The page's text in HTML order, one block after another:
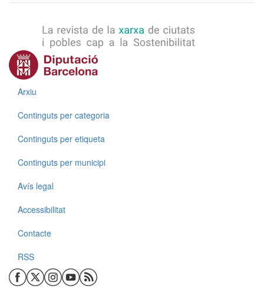
Menú
Arxiu
Continguts per categoria
Continguts per etiqueta
Continguts per municipi
Menú
Avís legal
Accessibilitat
Contacte
RSS